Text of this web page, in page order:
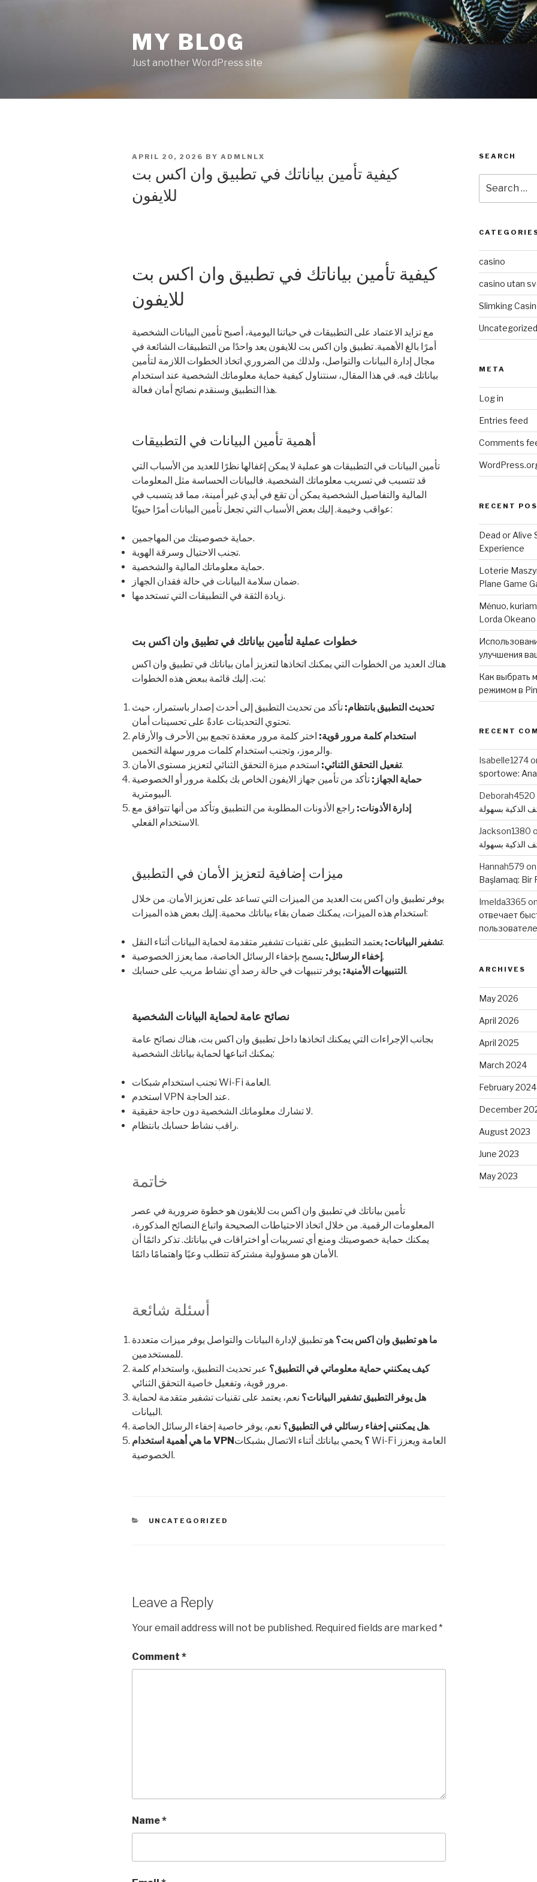
MY BLOG
Just another WordPress site
POSTED
APRIL 20, 2026 BY ADMLNLX
كيفية تأمين بياناتك في تطبيق وان اكس بت
للايفون
كيفية تأمين بياناتك في تطبيق وان اكس بت
للايفون
مع تزايد الاعتماد على التطبيقات في حياتنا اليومية، أصبح تأمين البيانات الشخصية
أمرًا بالغ الأهمية. تطبيق وان اكس بت للايفون يعد واحدًا من التطبيقات الشائعة في
مجال إدارة البيانات والتواصل، ولذلك من الضروري اتخاذ الخطوات اللازمة لتأمين
بياناتك فيه. في هذا المقال، سنتناول كيفية حماية معلوماتك الشخصية عند استخدام
هذا التطبيق وسنقدم نصائح أمان فعالة.
أهمية تأمين البيانات في التطبيقات
تأمين البيانات في التطبيقات هو عملية لا يمكن إغفالها نظرًا للعديد من الأسباب التي
قد تتسبب في تسريب معلوماتك الشخصية. فالبيانات الحساسة مثل المعلومات
المالية والتفاصيل الشخصية يمكن أن تقع في أيدي غير أمينة، مما قد يتسبب في
عواقب وخيمة. إليك بعض الأسباب التي تجعل تأمين البيانات أمرًا حيويًا:
حماية خصوصيتك من المهاجمين.
تجنب الاحتيال وسرقة الهوية.
حماية معلوماتك المالية والشخصية.
ضمان سلامة البيانات في حالة فقدان الجهاز.
زيادة الثقة في التطبيقات التي تستخدمها.
خطوات عملية لتأمين بياناتك في تطبيق وان اكس بت
هناك العديد من الخطوات التي يمكنك اتخاذها لتعزيز أمان بياناتك في تطبيق وان اكس
بت. إليك قائمة ببعض هذه الخطوات:
تحديث التطبيق بانتظام: تأكد من تحديث التطبيق إلى أحدث إصدار باستمرار، حيث
تحتوي التحديثات عادةً على تحسينات أمان.
استخدام كلمة مرور قوية: اختر كلمة مرور معقدة تجمع بين الأحرف والأرقام
والرموز، وتجنب استخدام كلمات مرور سهلة التخمين.
تفعيل التحقق الثنائي:استخدم ميزة التحقق الثنائي لتعزيز مستوى الأمان.
حماية الجهاز: تأكد من تأمين جهاز الايفون الخاص بك بكلمة مرور أو الخصوصية
البيومترية.
إدارة الأذونات: راجع الأذونات المطلوبة من التطبيق وتأكد من أنها تتوافق مع
الاستخدام الفعلي.
ميزات إضافية لتعزيز الأمان في التطبيق
يوفر تطبيق وان اكس بت العديد من الميزات التي تساعد على تعزيز الأمان. من خلال
استخدام هذه الميزات، يمكنك ضمان بقاء بياناتك محمية. إليك بعض هذه الميزات:
تشفير البيانات:يعتمد التطبيق على تقنيات تشفير متقدمة لحماية البيانات أثناء النقل.
إخفاء الرسائل:يسمح بإخفاء الرسائل الخاصة، مما يعزز الخصوصية.
التنبيهات الأمنية: يوفر تنبيهات في حالة رصد أي نشاط مريب على حسابك.
نصائح عامة لحماية البيانات الشخصية
بجانب الإجراءات التي يمكنك اتخاذها داخل تطبيق وان اكس بت، هناك نصائح عامة
يمكنك اتباعها لحماية بياناتك الشخصية:
تجنب استخدام شبكات Wi-Fi العامة.
استخدم VPN عند الحاجة.
لا تشارك معلوماتك الشخصية دون حاجة حقيقية.
راقب نشاط حسابك بانتظام.
خاتمة
تأمين بياناتك في تطبيق وان اكس بت للايفون هو خطوة ضرورية في عصر
المعلومات الرقمية. من خلال اتخاذ الاحتياطات الصحيحة واتباع النصائح المذكورة،
يمكنك حماية خصوصيتك ومنع أي تسريبات أو اختراقات في بياناتك. تذكر دائمًا أن
الأمان هو مسؤولية مشتركة تتطلب وعيًا واهتمامًا دائمًا.
أسئلة شائعة
ما هو تطبيق وان اكس بت؟ هو تطبيق لإدارة البيانات والتواصل يوفر ميزات متعددة
للمستخدمين.
كيف يمكنني حماية معلوماتي في التطبيق؟ عبر تحديث التطبيق، واستخدام كلمة
مرور قوية، وتفعيل خاصية التحقق الثنائي.
هل يوفر التطبيق تشفير البيانات؟ نعم، يعتمد على تقنيات تشفير متقدمة لحماية
البيانات.
هل يمكنني إخفاء رسائلي في التطبيق؟نعم، يوفر خاصية إخفاء الرسائل الخاصة.
ما هي أهمية استخدام VPN؟ يحمي بياناتك أثناء الاتصال بشبكات Wi-Fi العامة ويعزز
الخصوصية.
CATEGORIES
UNCATEGORIZED
Leave a Reply
Your email address will not be published. Required fields are marked *
Comment *
Name*
SEARCH
for:
casino
casino utan
Slimking
Uncategorized
META
Log in
Entries feed
Comments
RECENT
Dead or Alive
Experience
Loterie
Plane Game
Mėnuo,
Lorda Okeano
улучшения
Как выбрать
режимом в
RECENT
Isabelle1274
sportowe:
Deborah4520
الذكية بسهولة
Jackson1380
الذكية بسهولة
Hannah579
Başlamaq: Bir
Imelda3365
отвечает
ARCHIVES
May 2026
April 2026
April 2025
March 2024
February 2024
December
August 2023
June 2023
May 2023